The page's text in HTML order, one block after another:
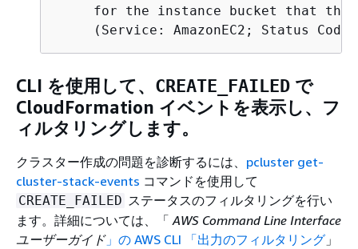
for the instance bucket that
(Service: AmazonEC2; Status
CLI を使用して、 CREATE_FAILED で
CloudFormation イベントを表示し、フ
ィルタリングします。
クラスター作成の問題を診断するには、 pcluster get-
cluster-stack-events コマンドを使用して
CREATE_FAILED ステータスのフィルタリングを行い
ます。詳細については、「 AWS Command Line Interface
ユーザーガイド」の AWS CLI 「出力のフィルタリング 」